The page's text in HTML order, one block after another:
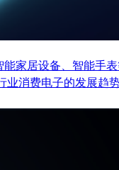
家居设备、智能手
消费电子的发展趋